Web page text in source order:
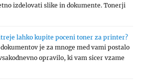
izdelovati slike in dokumente. Tonerji
lahko kupite poceni toner za printer?
je za mnoge med vami postalo
opravilo, ki vam sicer vzame